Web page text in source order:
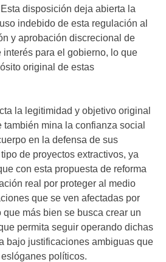
disposición deja abierta la
indebido de esta regulación al
y aprobación discrecional de
interés para el gobierno, lo que
original de estas
la legitimidad y objetivo original
mina la confianza social
en la defensa de sus
de proyectos extractivos, ya
con esta propuesta de reforma
real por proteger al medio
que se ven afectadas por
más bien se busca crear un
permita seguir operando dichas
bajo justificaciones ambiguas que
políticos.